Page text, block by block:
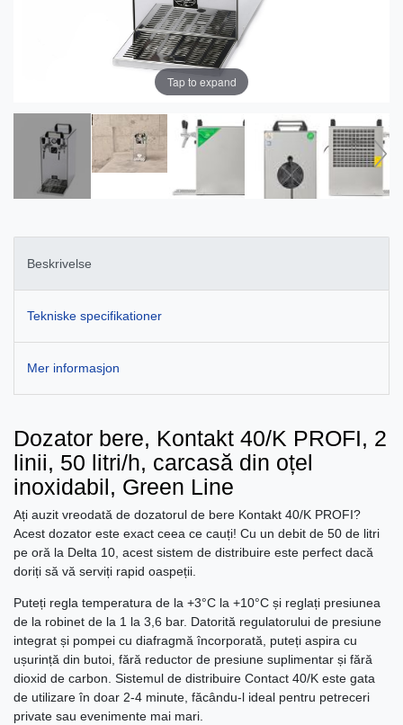
Tap to expand
Beskrivelse
Tekniske specifikationer
Mer informasjon
Dozator bere, Kontakt 40/K PROFI, 2
linii, 50 litri/h, carcasă din oțel
inoxidabil, Green Line
Ați auzit vreodată de dozatorul de bere Kontakt 40/K PROFI?
Acest dozator este exact ceea ce cauți! Cu un debit de 50 de litri
pe oră la Delta 10, acest sistem de distribuire este perfect dacă
doriți să vă serviți rapid oaspeții.
Puteți regla temperatura de la +3°C la +10°C și reglați presiunea
de la robinet de la 1 la 3,6 bar. Datorită regulatorului de presiune
integrat și pompei cu diafragmă încorporată, puteți aspira cu
ușurință din butoi, fără reductor de presiune suplimentar și fără
dioxid de carbon. Sistemul de distribuire Contact 40/K este gata
de utilizare în doar 2-4 minute, făcându-l ideal pentru petreceri
private sau evenimente mai mari.